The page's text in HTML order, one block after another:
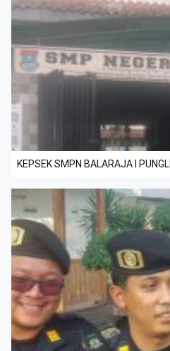
KEPSEK SMPN BALARAJA I PUNGLI.